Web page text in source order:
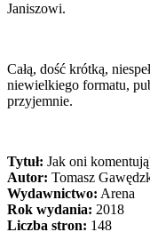
Janiszowi.
Całą, dość krótką,
niewielkiego formatu,
przyjemnie.
Tytuł: Jak oni
Autor: Tomasz
Wydawnictwo: Arena
Rok wydania: 2018
Liczba stron: 148